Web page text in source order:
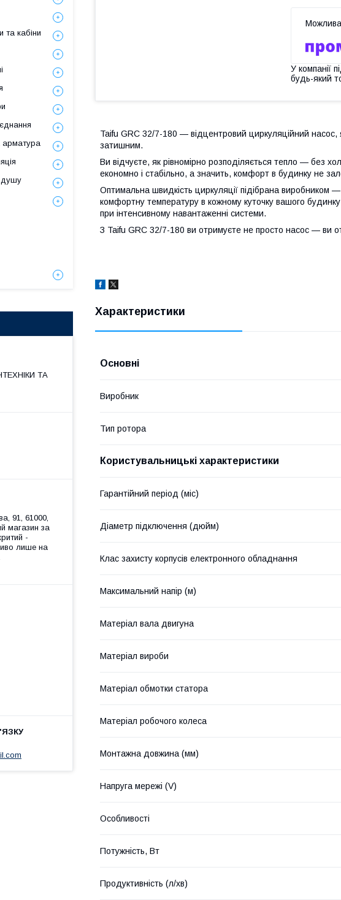
У компанії
будь-який
Taifu GRC 32/7-180 — відцентровий циркуляційний
затишним.
Ви відчуєте, як рівномірно розподіляється тепло — без
економно і стабільно, а значить, комфорт в будинку не
Оптимальна швидкість циркуляції підібрана виробником
комфортну температуру в кожному куточку вашого
при інтенсивному навантаженні системи.
З Taifu GRC 32/7-180 ви отримуєте не просто насос — ви
Характеристики
Основні
Виробник
Тип ротора
Користувальницькі характеристики
Гарантійний період (міс)
Діаметр підключення (дюйм)
Клас захисту корпусів електронного обладнання
Максимальний напір (м)
Матеріал вала двигуна
Матеріал вироби
Матеріал обмотки статора
Матеріал робочого колеса
Монтажна довжина (мм)
Напруга мережі (V)
Особливості
Потужність, Вт
Продуктивність (л/хв)
та кабіни
арматура
душу
ТА
91, 61000,
магазин за
-
лише на